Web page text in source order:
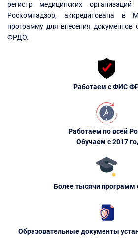
регистр медицинских организаций
Роскомнадзор, аккредитована в
программу для внесения
ФРДО.
Работаем с ФИС
Работаем по всей
Обучаем с 2017
Более тысячи программ
Образовательные документы